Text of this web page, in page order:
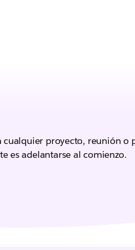
proyecto, reunión o
es adelantarse al comienzo.